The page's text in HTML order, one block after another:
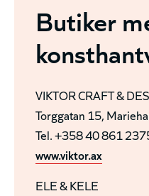
Butiker
VIKTOR CRAFT &
Torggatan 15,
Tel. +358 40 861
www.viktor.ax
ELE & KELE